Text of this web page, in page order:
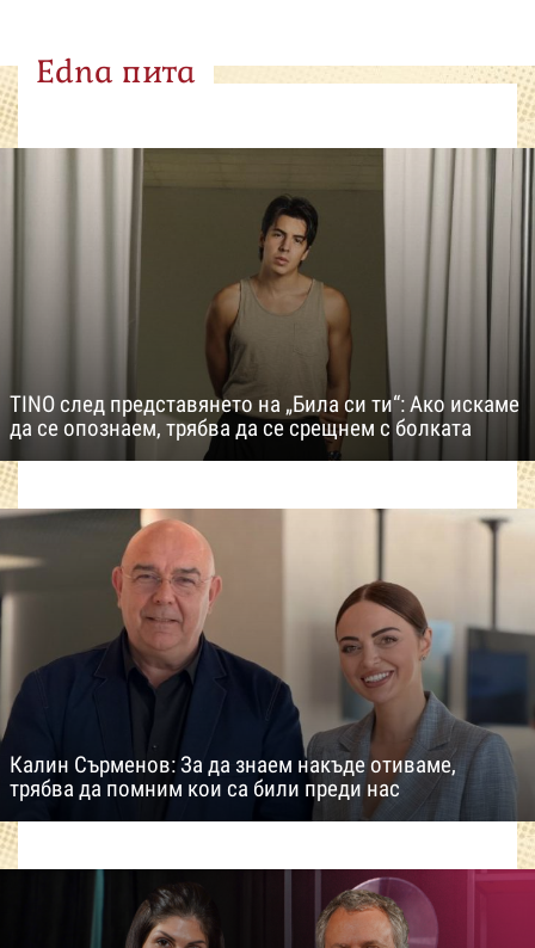
Edna пита
TINO след представянето на „Била си ти“: Ако искаме
да се опознаем, трябва да се срещнем с болката
Калин Сърменов: За да знаем накъде отиваме,
трябва да помним кои са били преди нас